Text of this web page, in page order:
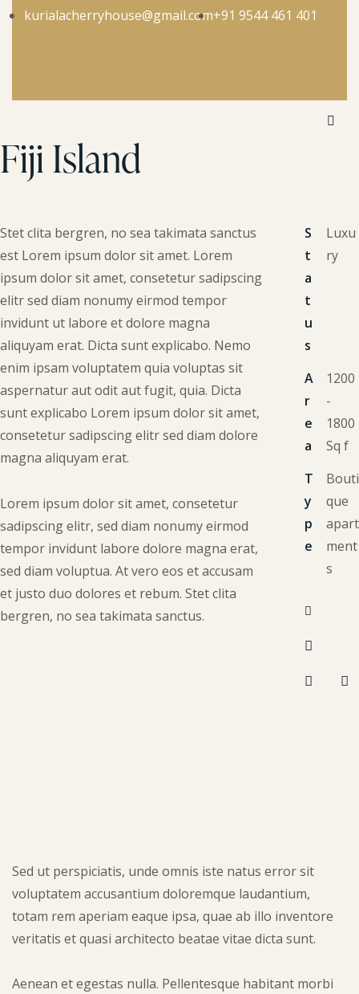
kurialacherryhouse@gmail.com+91 9544 461 401
Fiji Island
Stet clita bergren, no sea takimata sanctus
est Lorem ipsum dolor sit amet. Lorem
ipsum dolor sit amet, consetetur sadipscing
elitr sed diam nonumy eirmod tempor
invidunt ut labore et dolore magna
aliquyam erat. Dicta sunt explicabo. Nemo
enim ipsam voluptatem quia voluptas sit
aspernatur aut odit aut fugit, quia. Dicta
sunt explicabo Lorem ipsum dolor sit amet,
consetetur sadipscing elitr sed diam dolore
magna aliquyam erat.
Lorem ipsum dolor sit amet, consetetur
sadipscing elitr, sed diam nonumy eirmod
tempor invidunt labore dolore magna erat,
sed diam voluptua. At vero eos et accusam
et justo duo dolores et rebum. Stet clita
bergren, no sea takimata sanctus.
S
t
a
t
u
s
Luxu
ry
A
r
e
a
1200
-
1800
Sq f
T
y
p
e
Bouti
que
apart
ment
s
Sed ut perspiciatis, unde omnis iste natus error sit
voluptatem accusantium doloremque laudantium,
totam rem aperiam eaque ipsa, quae ab illo inventore
veritatis et quasi architecto beatae vitae dicta sunt.
Aenean et egestas nulla. Pellentesque habitant morbi